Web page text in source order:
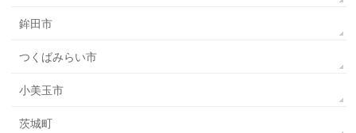
鉾田市
つくばみらい市
小美玉市
茨城町